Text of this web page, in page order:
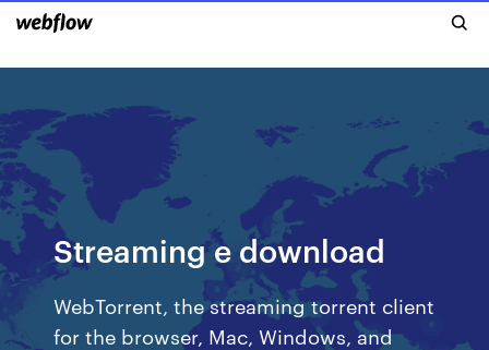
Streaming e download
WebTorrent, the streaming torrent client
for the browser, Mac, Windows, and